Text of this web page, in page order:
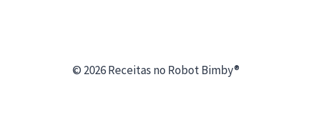
© 2026 Receitas no Robot Bimby®